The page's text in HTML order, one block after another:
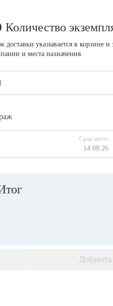
Количество
доставки указывается в корзине
и места назначения.
Срок изгот.
14.08.26